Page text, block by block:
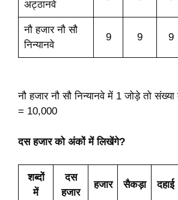
अट्ठानवे
नौ हजार नौ सौ
निन्यानवे
9 9 9
नौ हजार नौ सौ निन्यानवे में 1 जोड़े तो
= 10,000
दस हजार को अंकों में लिखेंगे?
शब्दों
में
दस
हजार
हजार सैकड़ा दहाई